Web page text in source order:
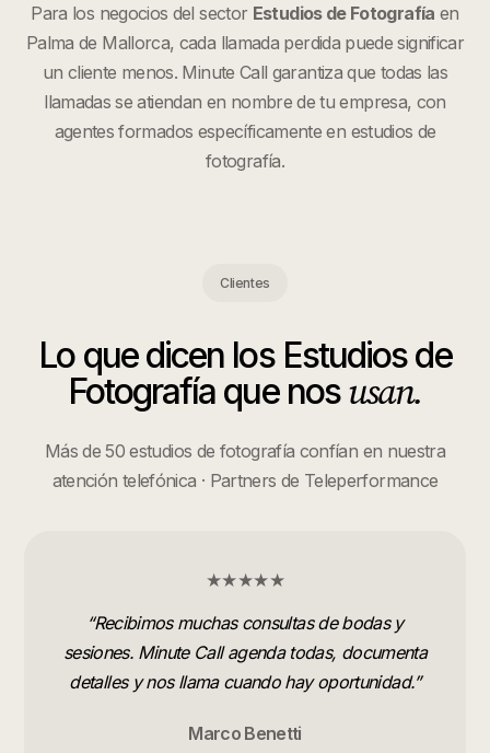
Para los negocios del sector Estudios de Fotografía en
Palma de Mallorca, cada llamada perdida puede significar
un cliente menos. Minute Call garantiza que todas las
llamadas se atiendan en nombre de tu empresa, con
agentes formados específicamente en estudios de
fotografía.
Clientes
Lo que dicen los Estudios de
Fotografía que nosusan.
Más de 50 estudios de fotografía confían en nuestra
atención telefónica · Partners de Teleperformance
★★★★★
“Recibimos muchas consultas de bodas y
sesiones. Minute Call agenda todas, documenta
detalles y nos llama cuando hay oportunidad.”
Marco Benetti